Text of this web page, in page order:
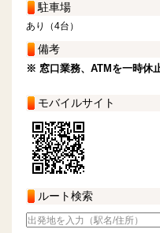
駐車場
あり（4台）
備考
※ 窓口業務、ATMを一時休
モバイルサイト
ルート検索